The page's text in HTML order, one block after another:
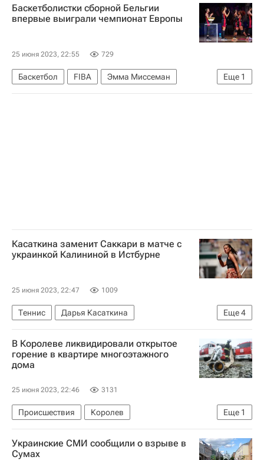
Баскетболистки сборной Бельгии
впервые выиграли чемпионат Европы
25 июня 2023, 22:55 729
Еще 1
Баскетбол FIBA
Эмма Миссеман
Чемпионат Европы по баскетболу среди женщин
Касаткина заменит Саккари в матче с
украинкой Калининой в Истбурне
25 июня 2023, 22:47 1009
Еще4
Теннис
Дарья Касаткина
Женская теннисная ассоциация (WTA)
Ангелина Калинина
Мария Саккари
Истбурн
В Королеве ликвидировали открытое
горение в квартире многоэтажного
дома
25 июня 2023, 22:46 3131
Еще 1
Происшествия
Королев
МЧС России (Министерство РФ по делам гражданской обороны, чрезвычайным ситуациям и ликвидации последствий стихийных бедствий)
Украинские СМИ сообщили о взрыве в
Сумах